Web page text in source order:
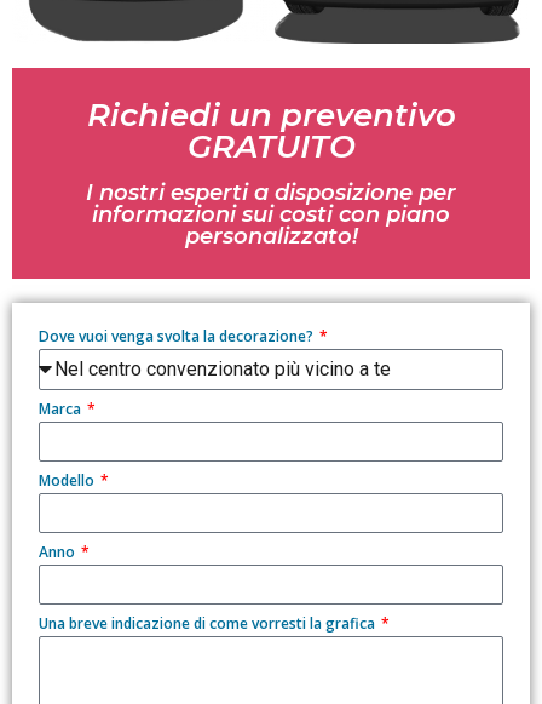
Richiedi un preventivo
GRATUITO
I nostri esperti a disposizione per
informazioni sui costi con piano
personalizzato!
Dove vuoi venga svolta la decorazione?
Marca
Modello
Anno
Una breve indicazione di come vorresti la grafica